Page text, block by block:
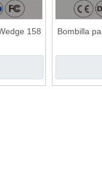
158
Bombilla